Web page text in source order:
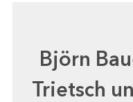
Björn
Trietsch